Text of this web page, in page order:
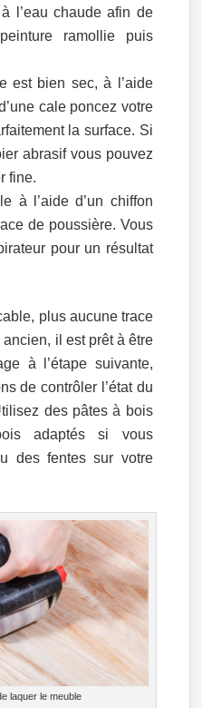
l’eau chaude afin de
ramollie puis
est bien sec, à l’aide
cale poncez votre
la surface. Si
abrasif vous pouvez
fine.
à l’aide d’un chiffon
de poussière. Vous
pour un résultat
plus aucune trace
il est prêt à être
à l’étape suivante,
de contrôler l’état du
des pâtes à bois
adaptés si vous
des fentes sur votre
laquer le meuble